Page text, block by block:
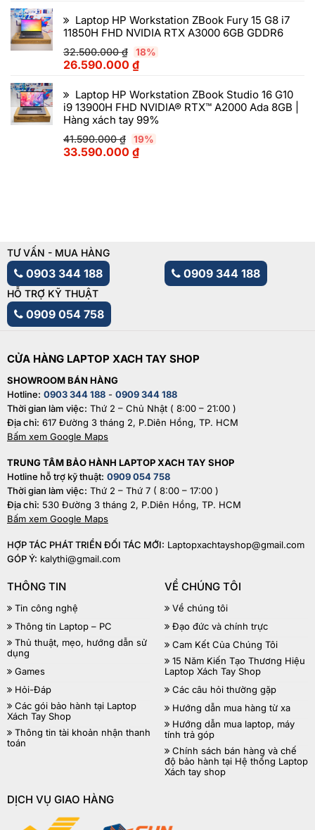
Laptop HP Workstation ZBook Fury 15 G8 i7
11850H FHD NVIDIA RTX A3000 6GB GDDR6
32.500.000₫ 18%
26.590.000 ₫
Laptop HP Workstation ZBook Studio 16 G10
i9 13900H FHD NVIDIA® RTX™ A2000 Ada 8GB |
Hàng xách tay 99%
41.590.000₫ 19%
33.590.000 ₫
TƯ VẤN - MUA HÀNG
0903 344 188 0909 344 188
HỖ TRỢ KỸ THUẬT
0909 054 758
CỬA HÀNG LAPTOP XACH TAY SHOP
SHOWROOM BÁN HÀNG
Hotline: 0903 344 188 - 0909 344 188
Thời gian làm việc: Thứ 2 – Chủ Nhật ( 8:00 – 21:00 )
Địa chỉ: 617 Đường 3 tháng 2, P.Diên Hồng, TP. HCM
Bấm xem Google Maps
TRUNG TÂM BẢO HÀNH LAPTOP XACH TAY SHOP
Hotline hỗ trợ kỹ thuật: 0909 054 758
Thời gian làm việc: Thứ 2 – Thứ 7 ( 8:00 – 17:00 )
Địa chỉ: 530 Đường 3 tháng 2, P.Diên Hồng, TP. HCM
Bấm xem Google Maps
HỢP TÁC PHÁT TRIỂN ĐỐI TÁC MỚI: Laptopxachtayshop@gmail.com
GÓP Ý: kalythi@gmail.com
THÔNG TIN
Tin công nghệ
Thông tin Laptop – PC
Thủ thuật, mẹo, hướng dẫn sử
dụng
Games
Hỏi-Đáp
Các gói bảo hành tại Laptop
Xách Tay Shop
Thông tin tài khoản nhận thanh
toán
VỀ CHÚNG TÔI
Về chúng tôi
Đạo đức và chính trực
Cam Kết Của Chúng Tôi
15 Năm Kiến Tạo Thương Hiệu
Laptop Xách Tay Shop
Các câu hỏi thường gặp
Hướng dẫn mua hàng từ xa
Hướng dẫn mua laptop, máy
tính trả góp
Chính sách bán hàng và chế
độ bảo hành tại Hệ thống Laptop
Xách tay shop
DỊCH VỤ GIAO HÀNG